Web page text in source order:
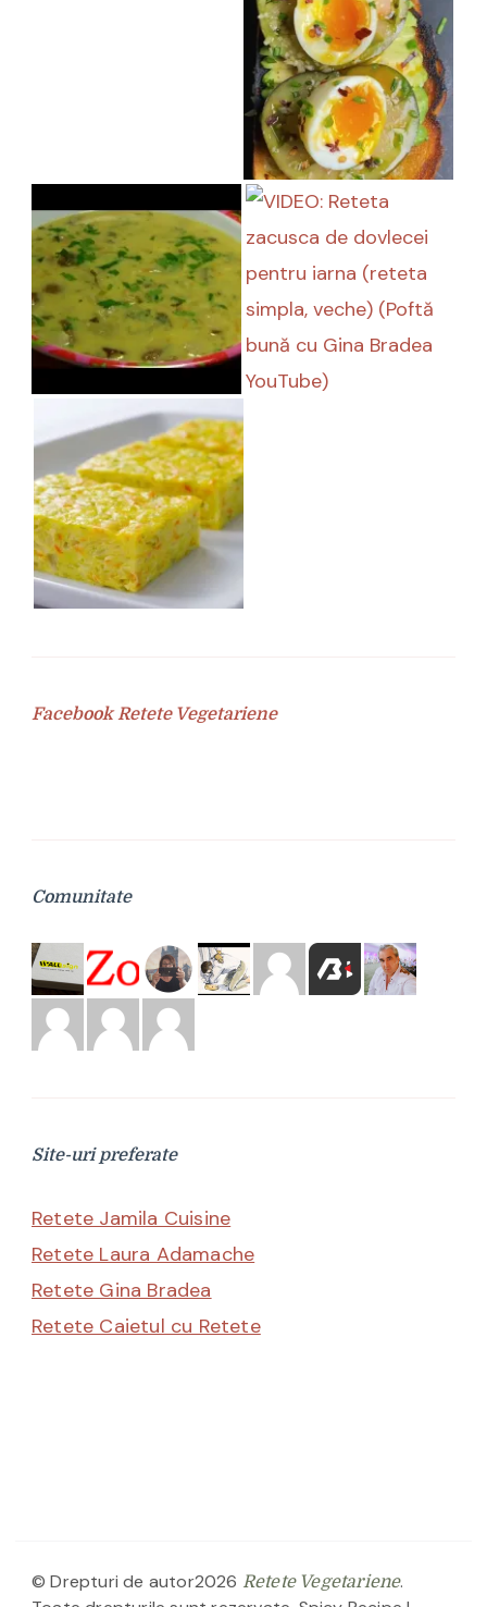
Facebook Retete Vegetariene
Comunitate
Site-uri preferate
Retete Jamila Cuisine
Retete Laura Adamache
Retete Gina Bradea
Retete Caietul cu Retete
© Drepturi de autor2026 Retete Vegetariene.